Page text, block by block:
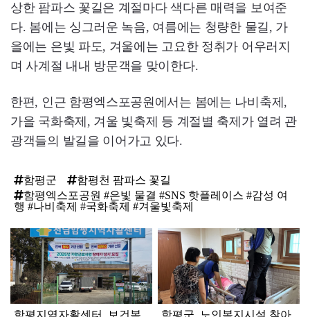
상한 팜파스 꽃길은 계절마다 색다른 매력을 보여준
다. 봄에는 싱그러운 녹음, 여름에는 청량한 물길, 가
을에는 은빛 파도, 겨울에는 고요한 정취가 어우러지
며 사계절 내내 방문객을 맞이한다.
한편, 인근 함평엑스포공원에서는 봄에는 나비축제,
가을 국화축제, 겨울 빛축제 등 계절별 축제가 열려 관
광객들의 발길을 이어가고 있다.
함평군
함평천 팜파스 꽃길
함평엑스포공원 #은빛 물결 #SNS 핫플레이스 #감성 여
행 #나비축제 #국화축제 #겨울빛축제
탑
라
인
함평지역자활센터, 보건복 함평군, 노인복지시설 찾아